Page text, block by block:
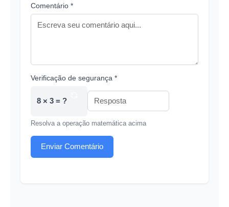
Comentário *
Verificação de segurança *
8 × 3 = ?
Resolva a operação matemática acima
Enviar Comentário